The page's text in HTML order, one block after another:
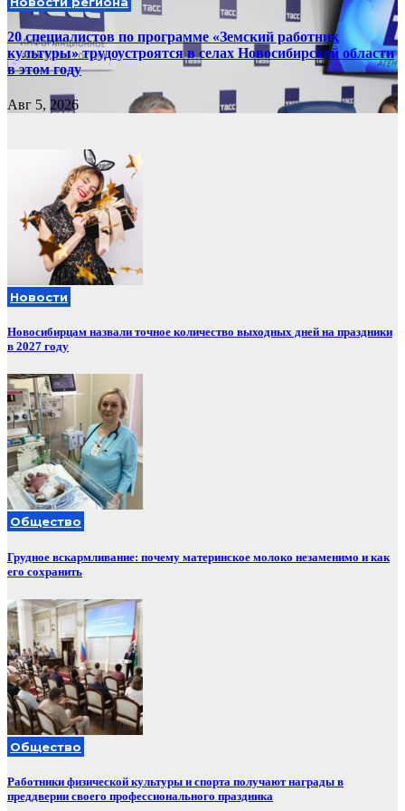
20 специалистов по программе «Земский работник
культуры» трудоустроятся в селах Новосибирской области
в этом году
Авг 5, 2026
Новости
Новосибирцам назвали точное количество выходных дней на праздники
в 2027 году
Общество
Грудное вскармливание: почему материнское молоко незаменимо и как
его сохранить
Общество
Работники физической культуры и спорта получают награды в
преддверии своего профессионального праздника